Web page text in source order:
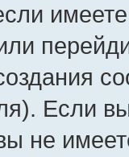
Если
не